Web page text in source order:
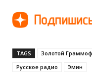
TAGS Золотой
Русское радио
Эмин